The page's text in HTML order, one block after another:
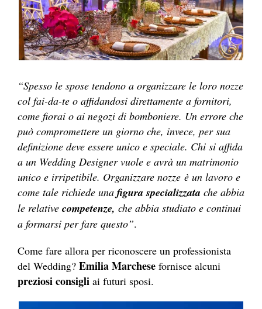
“Spesso le spose tendono a organizzare le loro nozze
col fai-da-te o affidandosi direttamente a fornitori,
come fiorai o ai negozi di bomboniere. Un errore che
può compromettere un giorno che, invece, per sua
definizione deve essere unico e speciale. Chi si affida
a un Wedding Designer vuole e avrà un matrimonio
unico e irripetibile. Organizzare nozze è un lavoro e
come tale richiede una figura specializzata che abbia
le relative competenze, che abbia studiato e continui
a formarsi per fare questo”.
Come fare allora per riconoscere un professionista
del Wedding? Emilia Marchese fornisce alcuni
preziosi consigli ai futuri sposi.